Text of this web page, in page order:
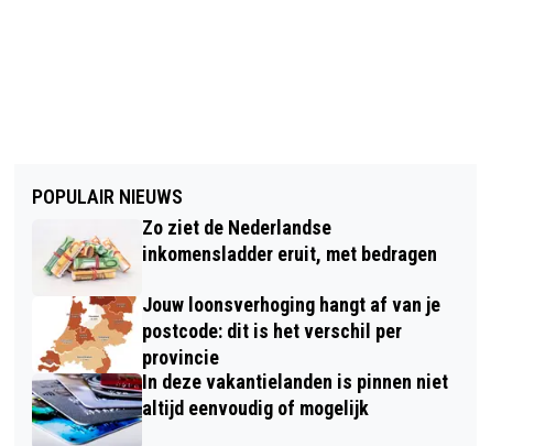
POPULAIR NIEUWS
Zo ziet de Nederlandse
inkomensladder eruit, met bedragen
Jouw loonsverhoging hangt af van je
postcode: dit is het verschil per
provincie
In deze vakantielanden is pinnen niet
altijd eenvoudig of mogelijk